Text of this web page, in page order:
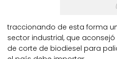
traccionando de esta forma
sector industrial, que
de corte de biodiesel para